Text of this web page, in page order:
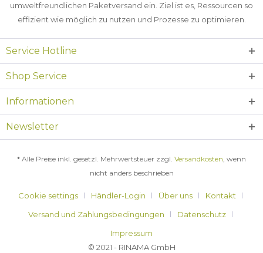
umweltfreundlichen Paketversand ein. Ziel ist es, Ressourcen so
effizient wie möglich zu nutzen und Prozesse zu optimieren.
Service Hotline
Shop Service
Informationen
Newsletter
* Alle Preise inkl. gesetzl. Mehrwertsteuer zzgl. Versandkosten, wenn
nicht anders beschrieben
Cookie settings Händler-Login Über uns
Kontakt
Versand und Zahlungsbedingungen
Datenschutz
Impressum
© 2021 - RINAMA GmbH